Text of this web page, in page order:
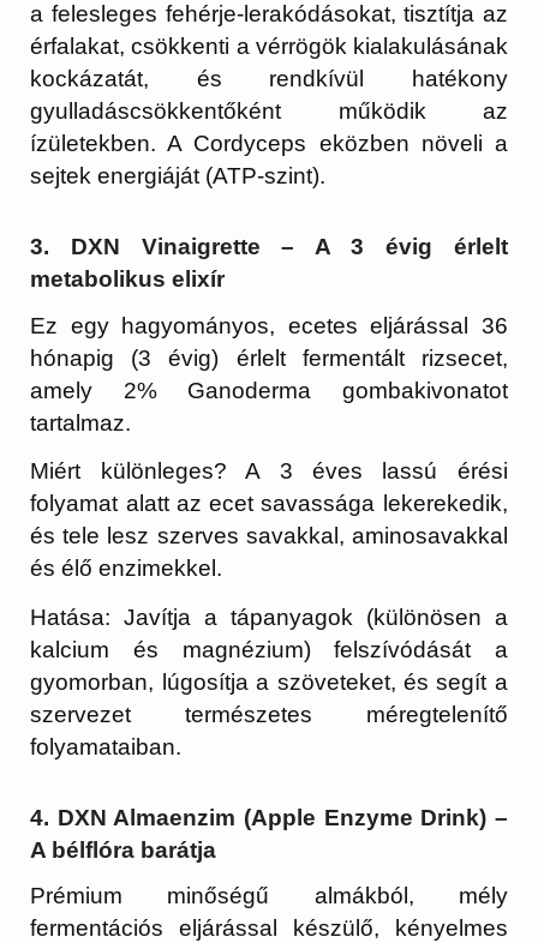
a felesleges fehérje-lerakódásokat, tisztítja az
érfalakat, csökkenti a vérrögök kialakulásának
kockázatát, és rendkívül hatékony
gyulladáscsökkentőként működik az
ízületekben. A Cordyceps eközben növeli a
sejtek energiáját (ATP-szint).
3. DXN Vinaigrette – A 3 évig érlelt
metabolikus elixír
Ez egy hagyományos, ecetes eljárással 36
hónapig (3 évig) érleltfermentált rizsecet,
amely 2% Ganoderma gombakivonatot
tartalmaz.
Miért különleges? A 3 éves lassú érési
folyamat alatt az ecet savassága lekerekedik,
és tele lesz szerves savakkal, aminosavakkal
és élő enzimekkel.
Hatása: Javítja a tápanyagok (különösen a
kalcium és magnézium) felszívódását a
gyomorban, lúgosítja a szöveteket, és segít a
szervezet természetes méregtelenítő
folyamataiban.
4. DXN Almaenzim (Apple Enzyme Drink) –
A bélflóra barátja
Prémium minőségű almákból, mély
fermentációs eljárással készülő, kényelmes